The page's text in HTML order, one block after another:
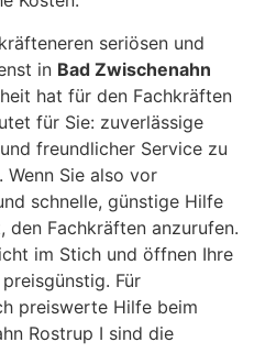
seriösen und
in Bad Zwischenahn
hat für den Fachkräften
für Sie: zuverlässige
freundlicher Service zu
Sie also vor
schnelle, günstige Hilfe
den Fachkräften anzurufen.
im Stich und öffnen Ihre
Für
preiswerte Hilfe beim
Rostrup I sind die